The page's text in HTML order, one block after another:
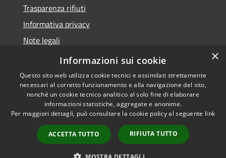
Trasparenza rifiuti
Informativa privacy
Note legali
Dichiarazione di accessibilità
Accessibilità
Copyright © 2026 • Città di
Messina • Powered by
Municipium•
Accesso
redazione
×
Informazioni sui cookie
Questo sito web utilizza cookie tecnici e assimilati strettamente
necessari al corretto funzionamento e alla navigazione del sito,
nonché un cookie tecnico analitico al solo fine di elaborare
informazioni statistiche, aggregate e anonime.
Per maggiori dettagli, può consultare la cookie policy al seguente link
ACCETTA TUTTO RIFIUTA TUTTO